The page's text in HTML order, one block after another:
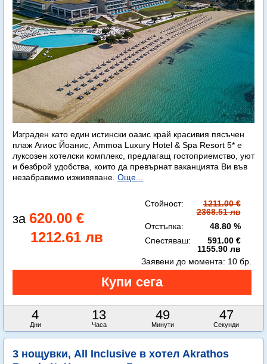
Изграден като един истински оазис край красивия пясъчен
плаж Агиос Йоанис, Ammoa Luxury Hotel & Spa Resort 5* е
луксозен хотелски комплекс, предлагащ гостоприемство, уют
и безброй удобства, които да превърнат ваканцията Ви във
незабравимо изживяване. Още...
620.00 €
1212.61 лв
Стойност:
1211.00 €
2368.51 лв
Отстъпка:
48.80 %
Спестяваш:
591.00 €
1155.90 лв
4
Дни
13
Часа
49
Минути
45
Секунди
Заявени до момента: 10 бр.
3 нощувки, All Inclusive в хотел Akrathos